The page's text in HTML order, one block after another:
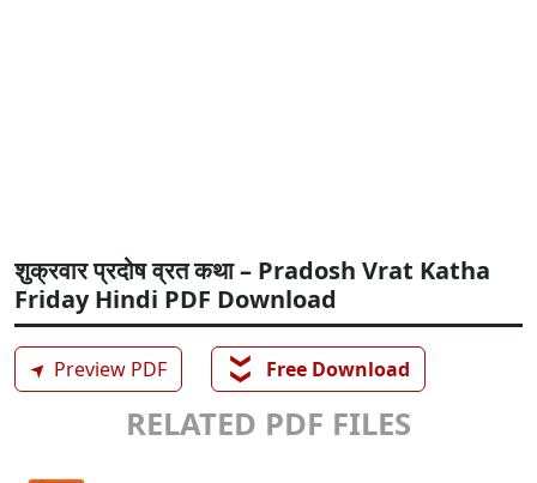
शुक्रवार प्रदोष व्रत कथा – Pradosh Vrat Katha
Friday Hindi PDF Download
➤ Preview PDF ❯❯ Free Download
RELATED PDF FILES